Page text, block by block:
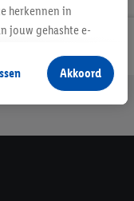
herkennen in
jouw gehashte e-
producten waarin je
te plaatsen
verschillende
kunnen worden
Akkoord